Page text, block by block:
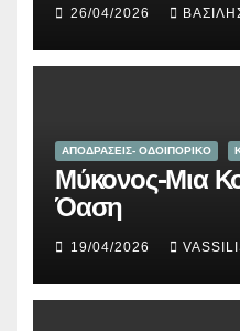
26/04/2026
ΑΠΟΔΡΑΣΕΙΣ- ΟΔΟΙΠΟΡΙΚΟ
Μύκονος-Μια
Όαση
19/04/2026